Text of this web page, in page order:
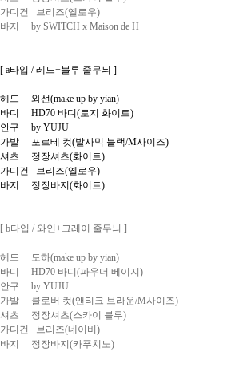
가디건 브리즈(옐로우)
바지 by SWITCH x Maison de H
[ a타입 / 레드+블루 줄무늬 ]
헤드 와선(make up by yian)
바디 HD70 바디(로지 화이트)
안구 by YUJU
가발 포르테 컷(발사믹 블랙/M사이즈)
셔츠 정장셔츠(화이트)
가디건 브리즈(옐로우)
바지 정장바지(화이트)
[ b타입 / 와인+그레이 줄무늬 ]
헤드 도하(make up by yian)
바디 HD70 바디(파우더 베이지)
안구 by YUJU
가발 클로버 컷(앤티크 브라운/M사이즈)
셔츠 정장셔츠(스카이 블루)
가디건 브리즈(네이비)
바지 정장바지(카푸치노)